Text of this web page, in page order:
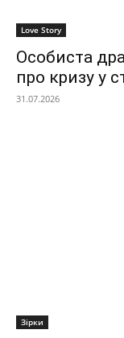
Love Story
Особиста
про кризу у
31.07.2026
Зірки